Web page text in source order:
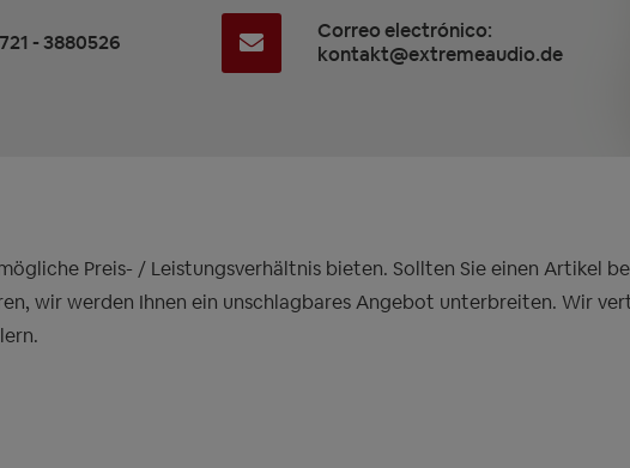
- 3880526
Correo electrónico:
kontakt@extremeaudio.de
Preis- / Leistungsverhältnis bieten. Sollten Sie einen Artikel
wir werden Ihnen ein unschlagbares Angebot unterbreiten. Wir